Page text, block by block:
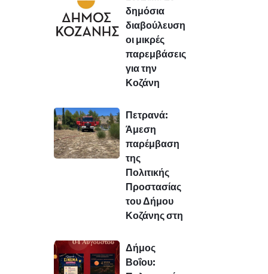
δημόσια
διαβούλευση
οι μικρές
παρεμβάσεις
για την
Κοζάνη
Πετρανά:
Άμεση
παρέμβαση
της
Πολιτικής
Προστασίας
του Δήμου
Κοζάνης στη
Δήμος
Βοΐου: